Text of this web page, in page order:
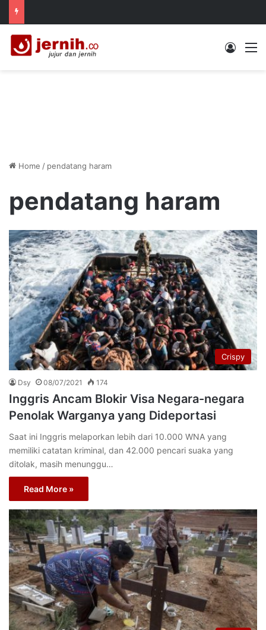
Log In
Home / pendatang haram
pendatang haram
Crispy
Dsy 08/07/2021 174
Inggris Ancam Blokir Visa Negara-negara
Penolak Warganya yang Dideportasi
Saat ini Inggris melaporkan lebih dari 10.000 WNA yang
memiliki catatan kriminal, dan 42.000 pencari suaka yang
ditolak, masih menunggu…
Read More »